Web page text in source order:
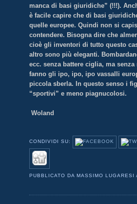
manca di basi giuridiche” (!!!).
è facile capire che di basi
quelle europee. Quindi non si
contendere. Bisogna dire che
cioè gli inventori di tutto questo
altro sono più eleganti.
ecc. senza battere ciglia, ma
fanno gli ipo, ipo, ipo vassalli
piccola sberla. In questo senso i
“sportivi” e meno piagnucolosi.
Woland
CONDIVIDI SU:
PUBBLICATO DA MASSIMO LUGARESI